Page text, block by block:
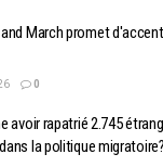
March promet
0
avoir rapatrié 2.745
la politique migratoire?